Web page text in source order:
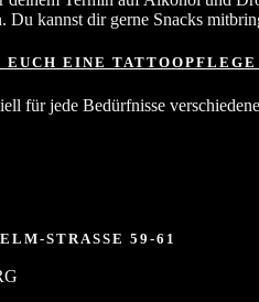
Du kannst dir gerne Snacks
EINE TATTOOPFLEGE
für jede Bedürfnisse
STRASSE 59-61